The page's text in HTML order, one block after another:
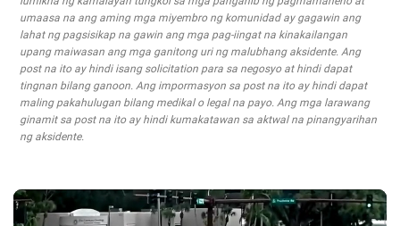
umaasa na ang aming mga miyembro ng komunidad ay gagawin ang
lahat ng pagsisikap na gawin ang mga pag-iingat na kinakailangan
upang maiwasan ang mga ganitong uri ng malubhang aksidente. Ang
post na ito ay hindi isang solicitation para sa negosyo at hindi dapat
tingnan bilang ganoon. Ang impormasyon sa post na ito ay hindi dapat
maling pakahulugan bilang medikal o legal na payo. Ang mga larawang
ginamit sa post na ito ay hindi kumakatawan sa aktwal na pinangyarihan
ng aksidente.